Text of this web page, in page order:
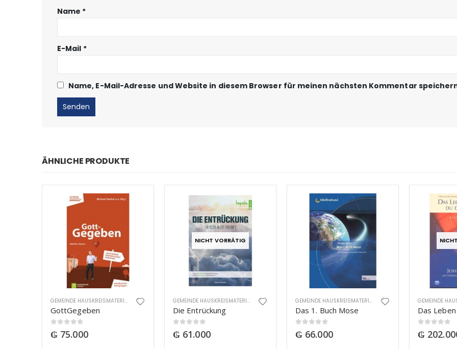
Name *
E-Mail *
Name, E-Mail-Adresse und Website in diesem Browser für meinen nächsten Kommentar
ÄHNLICHE PRODUKTE
GEMEINDE HAUSKREISMATERIAL
GottGegeben
0out of 5
₲ 75.000
NICHT VORRÄTIG
GEMEINDE HAUSKREISMATERIAL
Die Entrückung
0out of 5
₲ 61.000
GEMEINDE HAUSKREISMATERIAL
Das 1. Buch Mose
0out of 5
₲ 66.000 0out of 5
₲